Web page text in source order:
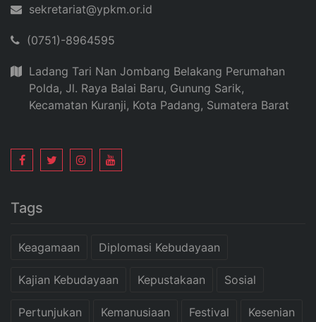
sekretariat@ypkm.or.id
(0751)-8964595
Ladang Tari Nan Jombang Belakang Perumahan
Polda, Jl. Raya Balai Baru, Gunung Sarik,
Kecamatan Kuranji, Kota Padang, Sumatera Barat
Tags
Keagamaan Diplomasi Kebudayaan
Kajian Kebudayaan Kepustakaan Sosial
Pertunjukan Kemanusiaan Festival Kesenian